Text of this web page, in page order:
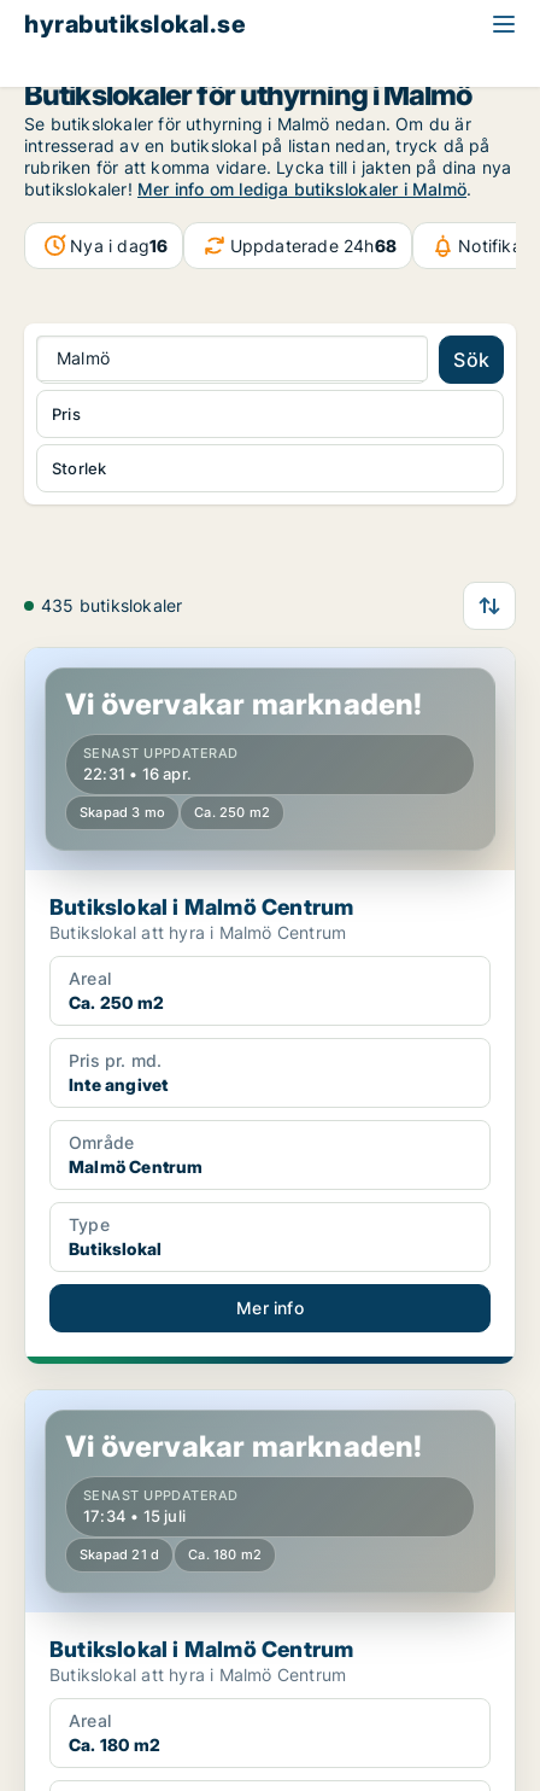
hyrabutikslokal.se
Butikslokaler för uthyrning i Malmö
Se butikslokaler för uthyrning i Malmö nedan. Om du är
intresserad av en butikslokal på listan nedan, tryck då på
rubriken för att komma vidare. Lycka till i jakten på dina nya
butikslokaler! Mer info om lediga butikslokaler i Malmö.
Nya i dag16 Uppdaterade 24h68
Malmö Sök
Storlek
Pris
435 butikslokaler
Butikslokal i Malmö Centrum
Vi övervakar marknaden!
SENAST UPPDATERAD
22:31 • 16 apr.
Skapad 3 mo Ca. 250 m2
Butikslokal i Malmö Centrum
Butikslokal att hyra i Malmö Centrum
Areal
Ca. 250 m2
Pris pr. md.
Inte angivet
Område
Malmö Centrum
Type
Butikslokal
Mer info
Butikslokal i Malmö Centrum
Vi övervakar marknaden!
SENAST UPPDATERAD
17:34 • 15 juli
Skapad 21 d Ca. 180 m2
Butikslokal i Malmö Centrum
Butikslokal att hyra i Malmö Centrum
Areal
Ca. 180 m2